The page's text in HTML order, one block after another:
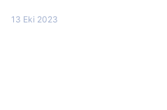
13 Eki 2023